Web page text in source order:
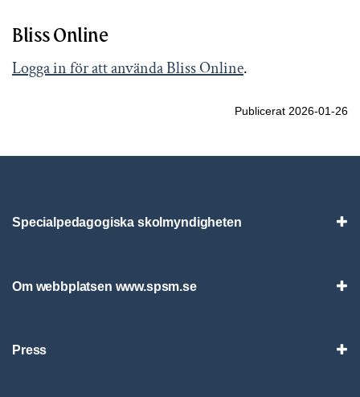
Bliss Online
Logga in för att använda Bliss Online.
Publicerat 2026-01-26
Specialpedagogiska skolmyndigheten
Om webbplatsen www.spsm.se
Press